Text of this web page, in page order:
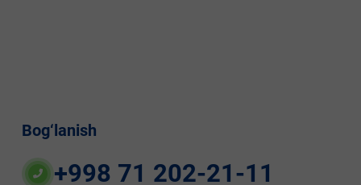
Bog‘lanish
+998 71 202-21-11